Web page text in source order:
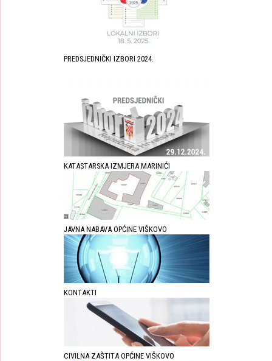
PREDSJEDNIČKI IZBORI 2024.
KATASTARSKA IZMJERA MARINIĆI
JAVNA NABAVA OPĆINE VIŠKOVO
KONTAKTI
CIVILNA ZAŠTITA OPĆINE VIŠKOVO